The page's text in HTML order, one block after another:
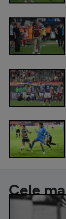
Cele